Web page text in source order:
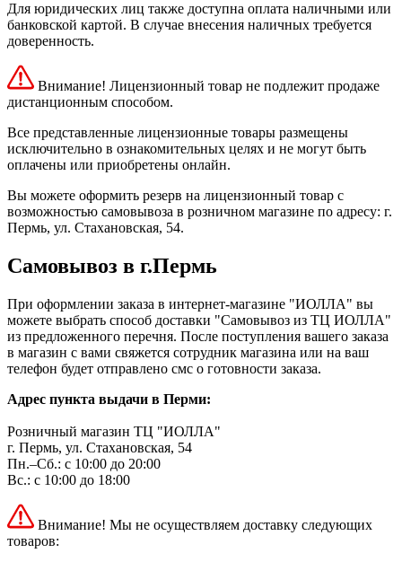
Для юридических лиц также доступна оплата наличными или
банковской картой. В случае внесения наличных требуется
доверенность.
Внимание! Лицензионный товар не подлежит продаже
дистанционным способом.
Все представленные лицензионные товары размещены
исключительно в ознакомительных целях и не могут быть
оплачены или приобретены онлайн.
Вы можете оформить резерв на лицензионный товар с
возможностью самовывоза в розничном магазине по адресу: г.
Пермь, ул. Стахановская, 54.
Самовывоз в г.Пермь
При оформлении заказа в интернет-магазине "ИОЛЛА" вы
можете выбрать способ доставки "Самовывоз из ТЦ ИОЛЛА"
из предложенного перечня. После поступления вашего заказа
в магазин с вами свяжется сотрудник магазина или на ваш
телефон будет отправлено смс о готовности заказа.
Адрес пункта выдачи в Перми:
Розничный магазин ТЦ "ИОЛЛА"
г. Пермь, ул. Стахановская, 54
Пн.–Сб.: с 10:00 до 20:00
Вс.: с 10:00 до 18:00
Внимание! Мы не осуществляем доставку следующих
товаров: